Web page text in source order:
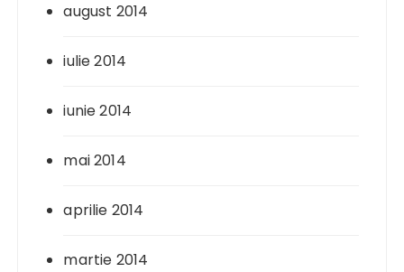
august 2014
iulie 2014
iunie 2014
mai 2014
aprilie 2014
martie 2014